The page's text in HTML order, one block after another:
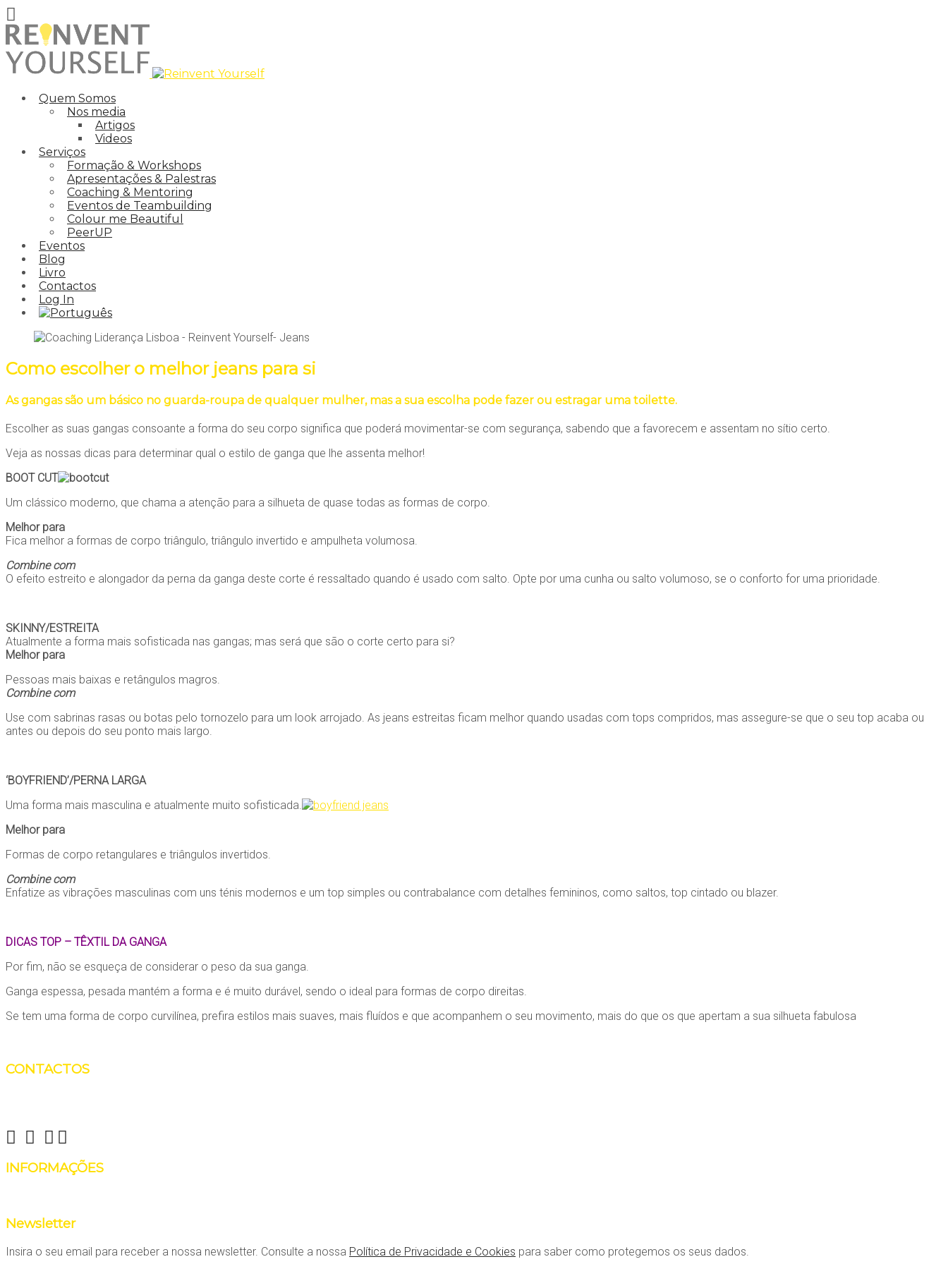
Quem Somos
Nos media
Artigos
Videos
Serviços
Formação & Workshops
Apresentações & Palestras
Coaching & Mentoring
Eventos de Teambuilding
Colour me Beautiful
PeerUP
Eventos
Blog
Livro
Contactos
Log In
Como escolher o melhor jeans para si
As gangas são um básico no guarda-roupa de qualquer mulher, mas a sua escolha pode fazer ou estragar uma toilette.
Escolher as suas gangas consoante a forma do seu corpo significa que poderá movimentar-se com segurança, sabendo que a favorecem e assentam no sítio certo.
Veja as nossas dicas para determinar qual o estilo de ganga que lhe assenta melhor!
BOOT CUT
Um clássico moderno, que chama a atenção para a silhueta de quase todas as formas de corpo.
Melhor para
Fica melhor a formas de corpo triângulo, triângulo invertido e ampulheta volumosa.
Combine com
O efeito estreito e alongador da perna da ganga deste corte é ressaltado quando é usado com salto. Opte por uma cunha ou salto volumoso, se o conforto for uma prioridade.
SKINNY/ESTREITA
Atualmente a forma mais sofisticada nas gangas; mas será que são o corte certo para si?
Melhor para
Pessoas mais baixas e retângulos magros.
Combine com
Use com sabrinas rasas ou botas pelo tornozelo para um look arrojado. As jeans estreitas ficam melhor quando usadas com tops compridos, mas assegure-se que o seu top acaba ou
antes ou depois do seu ponto mais largo.
‘BOYFRIEND’/PERNA LARGA
Uma forma mais masculina e atualmente muito sofisticada.
Melhor para
Formas de corpo retangulares e triângulos invertidos.
Combine com
Enfatize as vibrações masculinas com uns ténis modernos e um top simples ou contrabalance com detalhes femininos, como saltos, top cintado ou blazer.
DICAS TOP – TÊXTIL DA GANGA
Por fim, não se esqueça de considerar o peso da sua ganga.
Ganga espessa, pesada mantém a forma e é muito durável, sendo o ideal para formas de corpo direitas.
Se tem uma forma de corpo curvilínea, prefira estilos mais suaves, mais fluídos e que acompanhem o seu movimento, mais do que os que apertam a sua silhueta fabulosa
CONTACTOS
INFORMAÇÕES
Newsletter
Insira o seu email para receber a nossa newsletter. Consulte a nossa Política de Privacidade e Cookies para saber como protegemos os seus dados.